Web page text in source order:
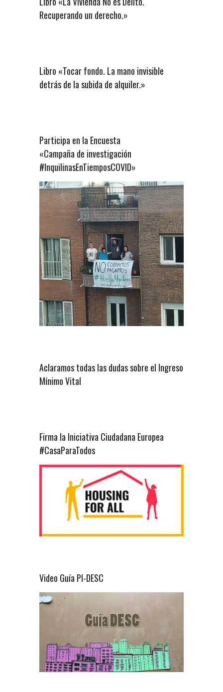
Recuperando un derecho.»
Libro «Tocar fondo. La mano invisible
detrás de la subida de alquiler.»
Participa en la Encuesta
«Campaña de investigación
#InquilinasEnTiemposCOVID»
Aclaramos todas las dudas sobre el Ingreso
Mínimo Vital
Firma la Iniciativa Ciudadana Europea
#CasaParaTodos
Video Guía PI-DESC